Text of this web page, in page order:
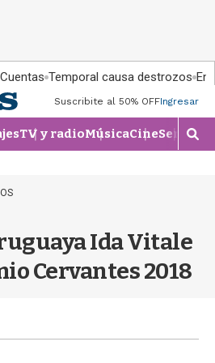
Temporal causa destrozos En
Suscribite al 50% OFFIngresar
TV y radioMúsicaCineSeries
M
o
r
b
e
Ida Vitale
Cervantes 2018